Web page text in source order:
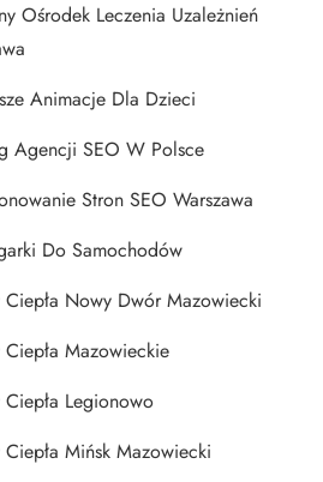
Ośrodek Leczenia Uzależnień
Animacje Dla Dzieci
Agencji SEO W Polsce
Stron SEO Warszawa
Do Samochodów
Ciepła Nowy Dwór Mazowiecki
Ciepła Mazowieckie
Ciepła Legionowo
Ciepła Mińsk Mazowiecki